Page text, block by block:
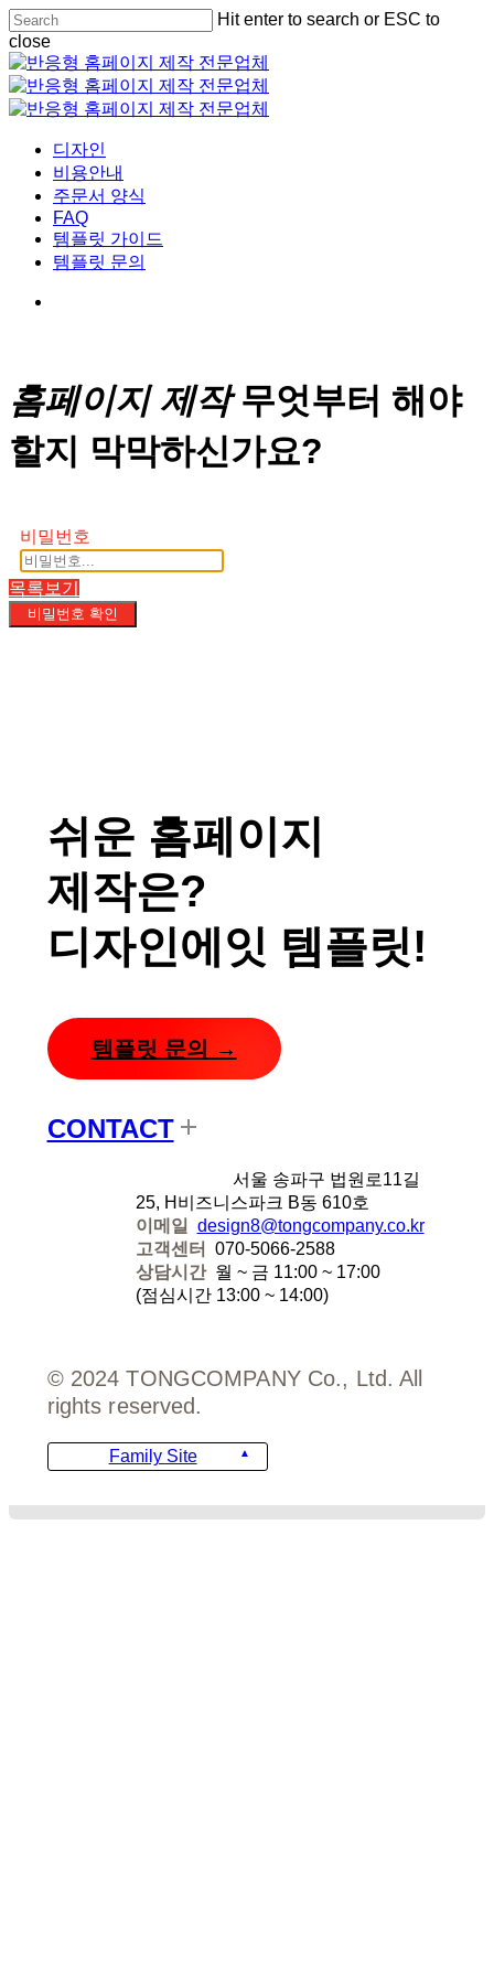
Skip
to
main
content
Hit enter to search or ESC to
close
Close
Search
Menu
디자인
비용안내
주문서 양식
FAQ
템플릿 가이드
템플릿 문의
홈페이지 제작무엇부터 해야
할지 막막하신가요?
비밀번호
목록보기
비밀번호 확인
쉬운 홈페이지
제작은?
디자인에잇 템플릿!
템플릿 문의 →
CONTACT
서울 송파구 법원로11길
25, H비즈니스파크 B동 610호
이메일
design8@tongcompany.co.kr
고객센터
070-5066-2588
상담시간 월 ~ 금 11:00 ~ 17:00
(점심시간 13:00 ~ 14:00)
© 2024 TONGCOMPANY Co., Ltd. All
rights reserved.
Family Site